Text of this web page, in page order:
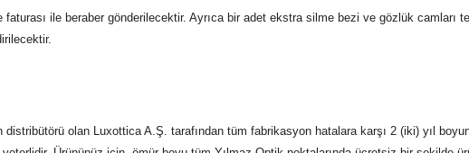
faturası ile beraber gönderilecektir. Ayrıca bir adet ekstra silme bezi ve gözlük
distribütörü olan Luxottica A.Ş. tarafından tüm fabrikasyon hatalara karşı 2 (iki) yıl